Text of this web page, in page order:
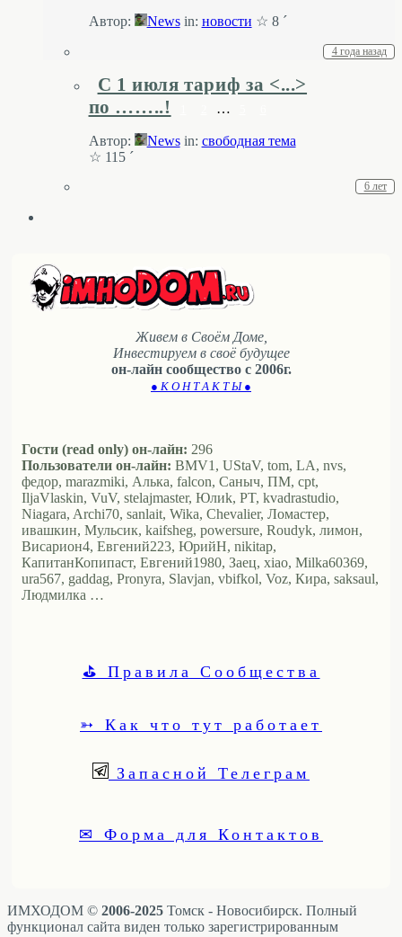
Автор: News in: новости ☆ 8 ´
4 года назад
С 1 июля тариф за <...>
по ……..!
…
Автор: News in: свободная тема
☆ 115 ´
6 лет
Живем в Своём Доме,
Инвестируем в своё будущее
он-лайн сообщество с 2006г.
● К О Н Т А К Т Ы ●
Гости (read only) он-лайн: 296
Пользователи он-лайн: BMV1, UStaV, tom, LA, nvs,
федор, marazmiki, Алька, falcon, Саныч, ПМ, cpt,
IljaVlaskin, VuV, stelajmaster, Юлиk, PT, kvadrastudio,
Niagara, Archi70, sanlait, Wika, Chevalier, Ломастер,
ивашкин, Мульсик, kaifsheg, powersure, Roudyk, лимон,
Висариoн4, Евгений223, ЮрийН, nikitap,
КапитанКопипаст, Евгений1980, Заец, xiao, Milka60369,
ura567, gaddag, Pronyra, Slavjan, vbifkol, Voz, Кира, saksaul,
Людмилка …
⛳ Правила Сообщества
➳ Как что тут работает
Запасной Телеграм
✉ Форма для Контактов
ИМХОДОМ © 2006-2025 Томск - Новосибирск. Полный
функционал сайта виден только зарегистрированным